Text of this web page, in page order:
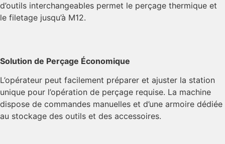
d’outils interchangeables permet le perçage thermique et
le filetage jusqu’à M12.
Solution de Perçage Économique
L’opérateur peut facilement préparer et ajuster la station
unique pour l’opération de perçage requise. La machine
dispose de commandes manuelles et d’une armoire dédiée
au stockage des outils et des accessoires.